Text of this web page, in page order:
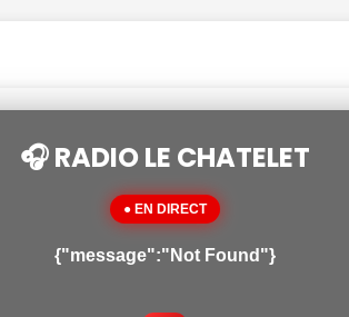
🎧 RADIO LE CHATELET
● EN DIRECT
{"message":"Not Found"}